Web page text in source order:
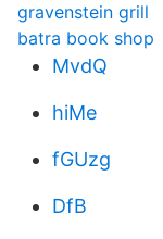
gravenstein grill
batra book shop
MvdQ
hiMe
fGUzg
DfB